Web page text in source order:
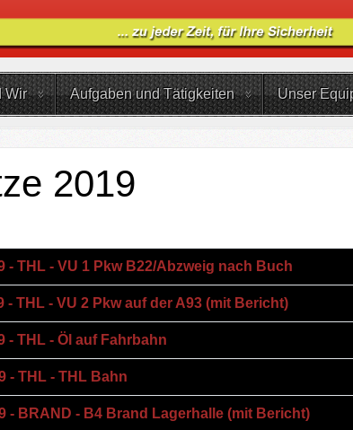
Wir Aufgaben und Tätigkeiten Unser
2019
- THL - VU 1 Pkw B22/Abzweig nach Buch
- THL - VU 2 Pkw auf der A93 (mit Bericht)
- THL - Öl auf Fahrbahn
- THL - THL Bahn
- BRAND - B4 Brand Lagerhalle (mit Bericht)